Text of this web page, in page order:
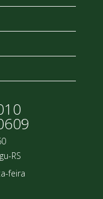
RS
feira